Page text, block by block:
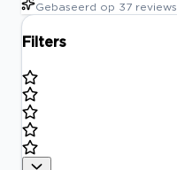
Gebaseerd op 37 reviews
Filters